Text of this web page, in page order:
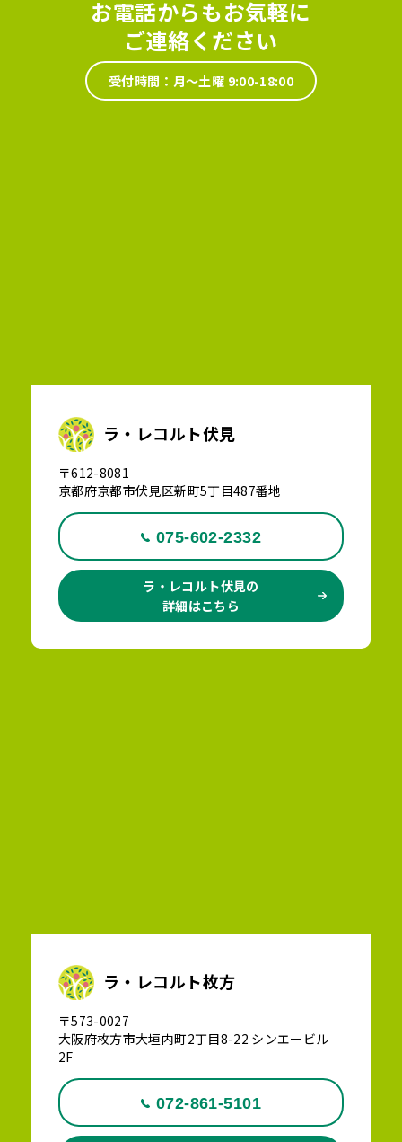
お電話からもお気軽に
ご連絡ください
受付時間：月～土曜 9:00-18:00
ラ・レコルト伏見
〒612-8081
京都府京都市伏見区新町5丁目487番地
075-602-2332
ラ・レコルト伏見の
詳細はこちら
ラ・レコルト枚方
〒573-0027
大阪府枚方市大垣内町2丁目8-22 シンエービル
2F
072-861-5101